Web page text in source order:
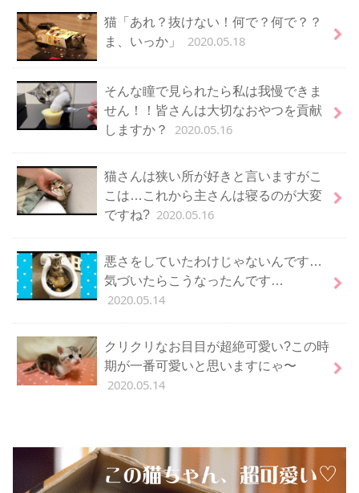
猫「あれ？抜けない！何で？何で？？
ま、いっか」
2020.05.18
そんな瞳で見られたら私は我慢できま
せん！！皆さんは大切なおやつを貢献
しますか？
2020.05.16
猫さんは狭い所が好きと言いますがこ
こは…これから主さんは寝るのが大変
ですね? 2020.05.16
悪さをしていたわけじゃないんです…
気づいたらこうなったんです…
2020.05.14
クリクリなお目目が超絶可愛い?この時
期が一番可愛いと思いますにゃ〜
2020.05.14